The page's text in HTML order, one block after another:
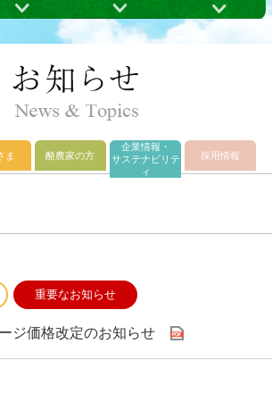
ま 酪農家の方
企業情報・
サステナビリテ
ィ
採用情報
ジ価格改定のお知らせ